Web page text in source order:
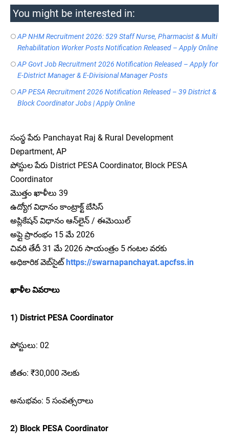
You might be interested in:
AP NHM Recruitment 2026: 529 Staff Nurse, Pharmacist & Multi
Rehabilitation Worker Posts Notification Released – Apply Online
AP Govt Job Recruitment 2026 Notification Released – Apply for
E-District Manager & E-Divisional Manager Posts
AP PESA Recruitment 2026 Notification Released – 39 District &
Block Coordinator Jobs | Apply Online
సంస్థ పేరు Panchayat Raj & Rural Development
Department, AP
పోస్టుల పేరు District PESA Coordinator, Block PESA
Coordinator
మొత్తం ఖాళీలు 39
ఉద్యోగ విధానం కాంట్రాక్ట్ బేసిస్
అప్లికేషన్ విధానం ఆన్‌లైన్ / ఈమెయిల్
అప్లై ప్రారంభం 15 మే 2026
చివరి తేదీ 31 మే 2026 సాయంత్రం 5 గంటల వరకు
అధికారిక వెబ్‌సైట్ https://swarnapanchayat.apcfss.in
ఖాళీల వివరాలు
1) District PESA Coordinator
పోస్టులు: 02
జీతం: ₹30,000 నెలకు
అనుభవం: 5 సంవత్సరాలు
2) Block PESA Coordinator